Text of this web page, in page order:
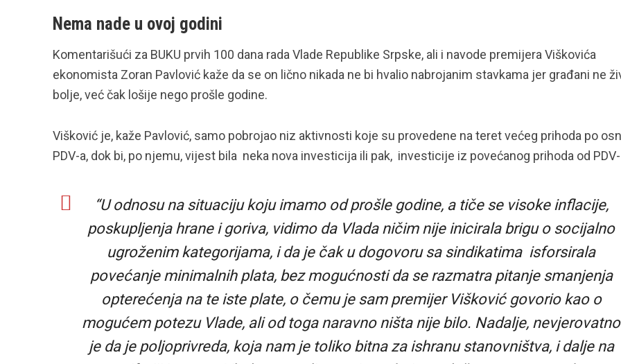
Nema nade u ovoj godini
Komentarišući za BUKU prvih 100 dana rada Vlade Republike Srpske, ali i navode premijera Viškovića
ekonomista Zoran Pavlović kaže da se on lično nikada ne bi hvalio nabrojanim stavkama jer građani ne
bolje, već čak lošije nego prošle godine.
Višković je, kaže Pavlović, samo pobrojao niz aktivnosti koje su provedene na teret većeg prihoda po
PDV-a, dok bi, po njemu, vijest bila neka nova investicija ili pak, investicije iz povećanog prihoda od
“U odnosu na situaciju koju imamo od prošle godine, a tiče se visoke inflacije,
poskupljenja hrane i goriva, vidimo da Vlada ničim nije inicirala brigu o socijalno
ugroženim kategorijama, i da je čak u dogovoru sa sindikatima isforsirala
povećanje minimalnih plata, bez mogućnosti da se razmatra pitanje smanjenja
opterećenja na te iste plate, o čemu je sam premijer Višković govorio kao o
mogućem potezu Vlade, ali od toga naravno ništa nije bilo. Nadalje, nevjerovatno
je da je poljoprivreda, koja nam je toliko bitna za ishranu stanovništva, i dalje na